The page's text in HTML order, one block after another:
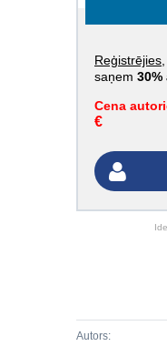
Reģistrējies
saņem 30%
Cena
€
Autors: